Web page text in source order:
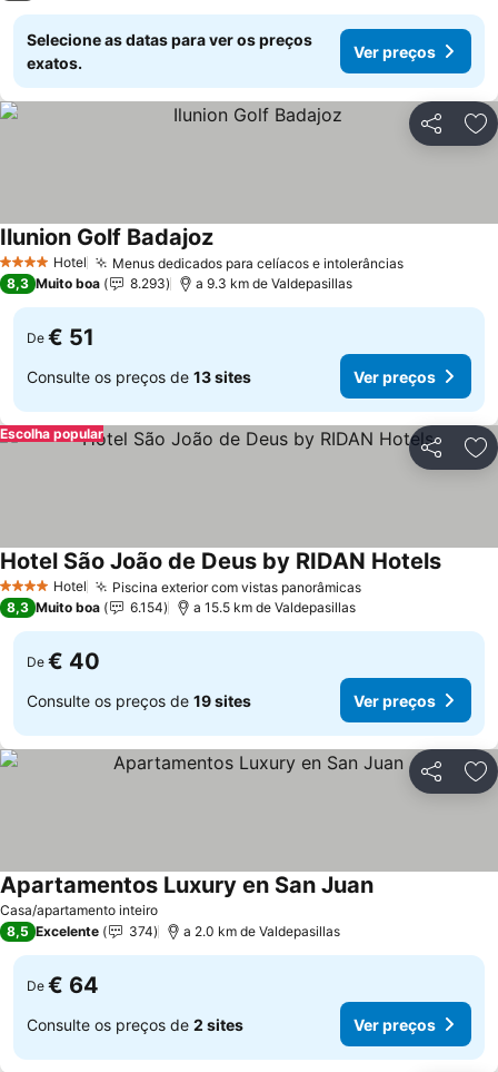
Selecione as datas para ver os preços
exatos.
Ver preços
Partilhar
4 EstrelasHotel Menus dedicados para celíacos e intolerânciasVer preços
Ilunion Golf BadajozVer preços
8,3 Muito boa 8.293 a 9.3 km de Valdepasillas
De € 51
Consulte os preços de 13 sites Ver preços
Partilhar
Escolha popular
4 EstrelasHotel Piscina exterior com vistas panorâmicasVer preços
Hotel São João de Deus by RIDAN HotelsVer
8,3 Muito boa 6.154 a 15.5 km de Valdepasillas
De € 40
Consulte os preços de 19 sites Ver preços
Partilhar
Casa/apartamento inteiro
Apartamentos Luxury en San JuanVer preços
8,5 Excelente 374 a 2.0 km de Valdepasillas
De € 64
Consulte os preços de 2 sites Ver preços